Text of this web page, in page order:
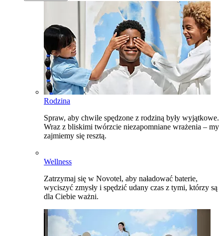
Rodzina
Spraw, aby chwile spędzone z rodziną były wyjątkowe.
Wraz z bliskimi twórzcie niezapomniane wrażenia – my
zajmiemy się resztą.
Wellness
Zatrzymaj się w Novotel, aby naładować baterie,
wyciszyć zmysły i spędzić udany czas z tymi, którzy są
dla Ciebie ważni.